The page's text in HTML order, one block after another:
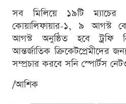
সব মিলিয়ে ১৯টি
কোয়ালিফায়ার-১, ৯ আগস্ট
আগস্ট অনুষ্ঠিত হবে ট্রফি
আন্তর্জাতিক ক্রিকেটপ্রেমীদের
সম্প্রচার করবে সনি স্পোর্টস
/আশিক